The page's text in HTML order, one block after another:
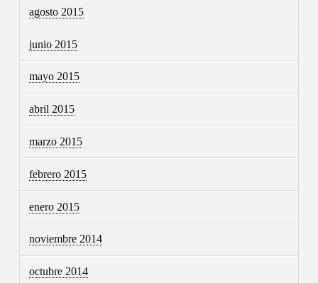
agosto 2015
junio 2015
mayo 2015
abril 2015
marzo 2015
febrero 2015
enero 2015
noviembre 2014
octubre 2014